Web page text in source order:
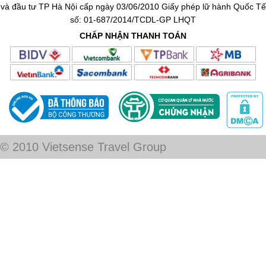
và đầu tư TP Hà Nội cấp ngày 03/06/2010 Giấy phép lữ hành Quốc Tế
số: 01-687/2014/TCDL-GP LHQT
CHẤP NHẬN THANH TOÁN
© 2010 Vietsense Travel Group